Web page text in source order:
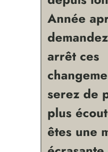
Année
arrêt ces
serez de
plus
êtes une